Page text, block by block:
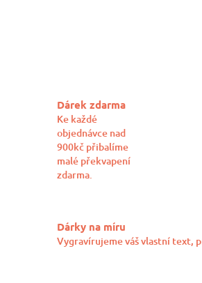
Dárek zdarma
Ke každé
objednávce nad
900kč přibalíme
malé překvapení
zdarma.
Dárky na míru
Vygravírujeme váš vlastní text,